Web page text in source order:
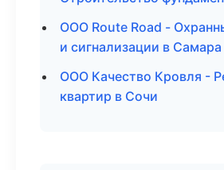
ООО Route Road -
и сигнализации в Самара
ООО Качество Кровля -
квартир в Сочи